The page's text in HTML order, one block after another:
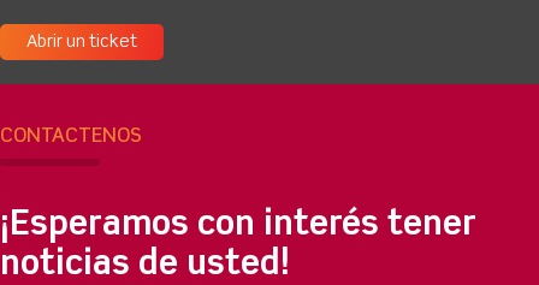
Abrir un ticket
CONTÁCTENOS
¡Esperamos con interés tener
noticias de usted!